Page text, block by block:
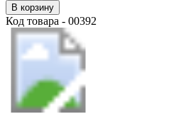
В корзину
Код товара - 00392